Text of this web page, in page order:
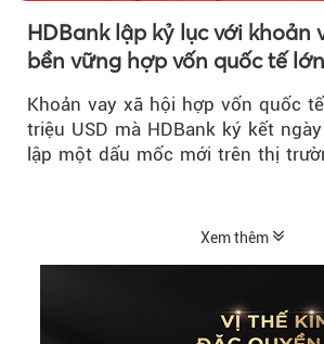
HDBank lập kỷ lục với khoản
bền vững hợp vốn quốc tế
trước tới nay tại Việt Nam
Khoản vay xã hội hợp vốn quốc
triệu USD mà HDBank ký kết
lập một dấu mốc mới trên thị
Xem thêm